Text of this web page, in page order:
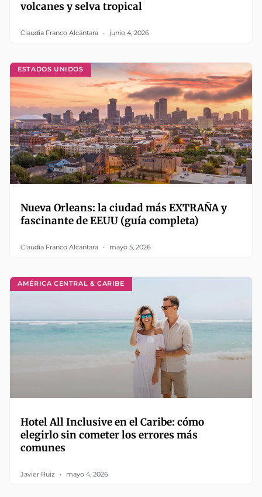
volcanes y selva tropical
Claudia Franco Alcántara junio 4, 2026
ESTADOS UNIDOS
Nueva Orleans: la ciudad más EXTRAÑA y
fascinante de EEUU (guía completa)
Claudia Franco Alcántara mayo 5, 2026
AMÉRICA CENTRAL & CARIBE
Hotel All Inclusive en el Caribe: cómo
elegirlo sin cometer los errores más
comunes
Javier Ruiz mayo 4, 2026